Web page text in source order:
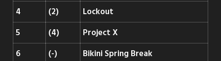
4
(2)
Lockout
5
(4)
Project X
6
(-)
Bikini Spring Break